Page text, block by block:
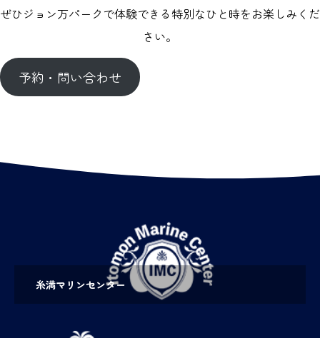
ぜひジョン万パークで体験できる特別なひと時をお楽しみくだ
さい。
予約・問い合わせ
糸満マリンセンター